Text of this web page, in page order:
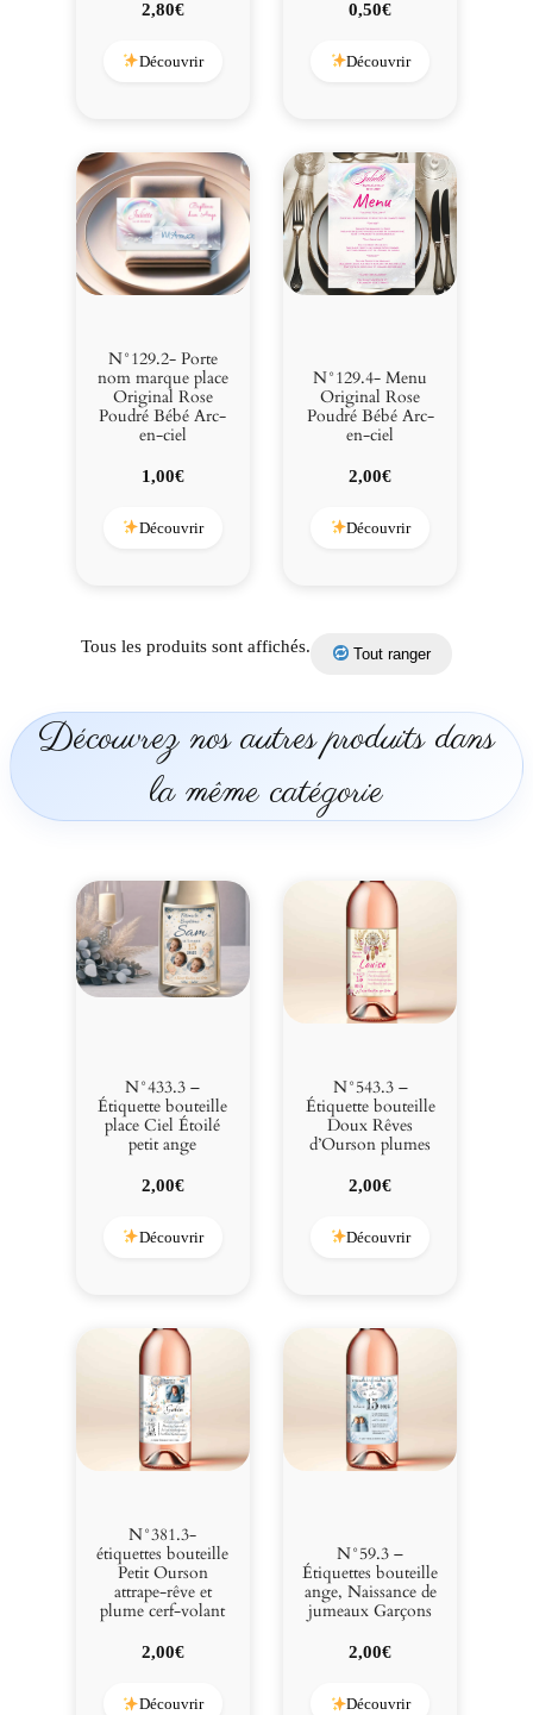
2,80€
Découvrir
0,50€
Découvrir
N°129.2- Porte
nom marque place
Original Rose
Poudré Bébé Arc-
en-ciel
1,00€
Découvrir
N°129.4- Menu
Original Rose
Poudré Bébé Arc-
en-ciel
2,00€
Découvrir
Tous les produits sont affichés. Tout ranger
Découvrez nos autres produits dans
la même catégorie
N°433.3 –
Étiquette bouteille
place Ciel Étoilé
petit ange
2,00€
Découvrir
N°543.3 –
Étiquette bouteille
Doux Rêves
d’Ourson plumes
2,00€
Découvrir
N°381.3-
étiquettes bouteille
Petit Ourson
attrape-rêve et
plume cerf-volant
2,00€
Découvrir
N°59.3 –
Étiquettes bouteille
ange, Naissance de
jumeaux Garçons
2,00€
Découvrir